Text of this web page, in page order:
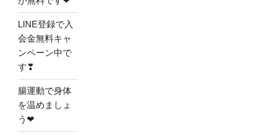
LINE登録で入
会金無料キャ
ンペーン中で
す❣
腸運動で身体
を温めましょ
う❤